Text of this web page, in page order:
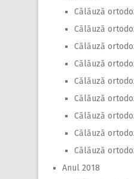
Călăuză
Călăuză
Călăuză
Călăuză
Călăuză
Călăuză
Călăuză
Călăuză
Călăuză
Anul 2018